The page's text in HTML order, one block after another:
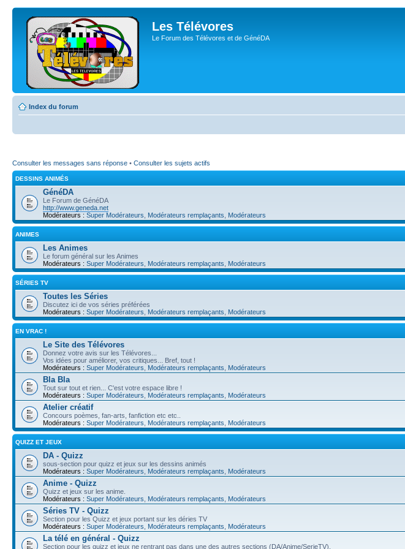
Les Télévores
Le Forum des Télévores et de GénéDA
Index du forum
Consulter les messages sans réponse • Consulter les sujets actifs
DESSINS ANIMÉS
GénéDA
Le Forum de GénéDA
http://www.geneda.net
Modérateurs : Super Modérateurs Modérateurs remplaçants Modérateurs
ANIMES
Les Animes
Le forum général sur les Animes
Modérateurs : Super Modérateurs Modérateurs remplaçants Modérateurs
SÉRIES TV
Toutes les Séries
Discutez ici de vos séries préférées
Modérateurs : Super Modérateurs Modérateurs remplaçants Modérateurs
EN VRAC !
Le Site des Télévores
Donnez votre avis sur les Télévores...
Vos idées pour améliorer, vos critiques... Bref, tout !
Modérateurs : Super Modérateurs Modérateurs remplaçants Modérateurs
Bla Bla
Tout sur tout et rien... C'est votre espace libre !
Modérateurs : Super Modérateurs Modérateurs remplaçants Modérateurs
Atelier créatif
Concours poèmes, fan-arts, fanfiction etc etc..
Modérateurs : Super Modérateurs Modérateurs remplaçants Modérateurs
QUIZZ ET JEUX
DA - Quizz
sous-section pour quizz et jeux sur les dessins animés
Modérateurs : Super Modérateurs Modérateurs remplaçants Modérateurs
Anime - Quizz
Quizz et jeux sur les anime.
Modérateurs : Super Modérateurs Modérateurs remplaçants Modérateurs
Séries TV - Quizz
Section pour les Quizz et jeux portant sur les déries TV
Modérateurs : Super Modérateurs Modérateurs remplaçants Modérateurs
La télé en général - Quizz
Section pour les quizz et jeux ne rentrant pas dans une des autres sections (DA/Anime/SerieTV).